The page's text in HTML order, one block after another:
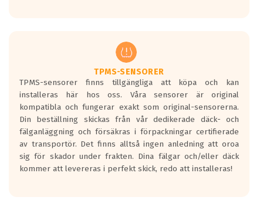
regelverket som introduceras år 2016.
Ett däck med två svarta vågor är redan
godkända för år 2016 nya regelverk.
Ett däck med en svart våg kommer vara
minst tre decibel tystare än det
regelverk som börjar gälla 2016.
TPMS-SENSORER
TPMS-sensorer finns tillgängliga att köpa och kan
installeras här hos oss. Våra sensorer är original
kompatibla och fungerar exakt som original-sensorerna.
Din beställning skickas från vår dedikerade däck- och
fälganläggning och försäkras i förpackningar certifierade
av transportör. Det finns alltså ingen anledning att oroa
sig för skador under frakten. Dina fälgar och/eller däck
kommer att levereras i perfekt skick, redo att installeras!